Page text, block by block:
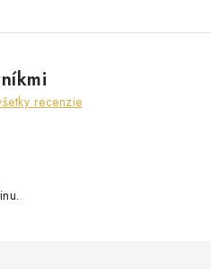
recenzie